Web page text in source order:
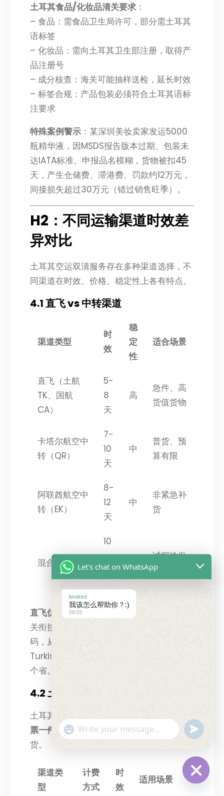
土耳其食品/化妆品清关要求 ：
– 食品：需食品卫生局许可，部分需土耳其
语标签
– 化妆品：需向土耳其卫生部注册，取得产
品注册号
– 成分核查：海关可能抽样送检，延长时效
– 标签合规：产品包装必须符合土耳其语标
注要求
特殊案例警示 ：某深圳美妆卖家发运5000
瓶精华液，因MSDS报告版本过期、包装未
达IATA标准、申报品名模糊，货物被扣45
天，产生仓储费、滞港费、罚款约12万元，
间接损失超过30万元（错过销售旺季）。
H2：不同运输渠道时效差
异对比
土耳其空运双清服务存在多种渠道选择，不
同渠道在时效、价格、稳定性上各有特点。
4.1 直飞 vs 中转渠道
渠道类型
时
效
稳
定
性
适合场景
直飞（土航
TK、国航
CA）
5-
8
天
高
急件、高
货值货物
卡塔尔航空中
转（QR）
7-
10
天
中
普货、预
算有限
阿联酋航空中
转（EK）
8-
12
天
中
非紧急补
货
混合渠道
10
-
15
低
试探性发
货
直飞优势
：航程短、航班多、仓位稳定、清
关衔接顺畅。土耳其航空与中国国航共享代
码，从北京/上海每天有直飞航班，且
Turkish Cargo货运网络覆盖土耳其全境81
个省。
4.2 土耳其空运双清小包专线
土耳其空运双清包税服务采用
票一件）模式，适合跨境电商小件货物发
货。
渠道类
型
计费
方式
时
效
适用场景
Let's chat on WhatsApp
kindred
我该怎么帮助你？:)
08:05
"+chaty_settings.lang.emoji_picker+"
Send
WhatsApp